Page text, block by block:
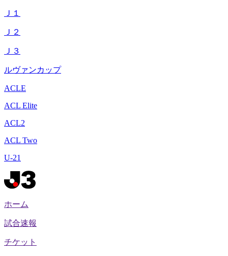
Ｊ１
Ｊ２
Ｊ３
ルヴァンカップ
ACLE
ACL Elite
ACL2
ACL Two
U-21
ホーム
試合速報
チケット